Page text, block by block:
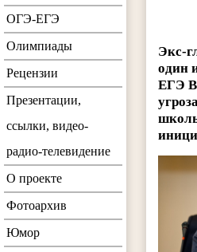
Экс-
один
ЕГЭ
ОГЭ-ЕГЭ
Олимпиады
Рецензии
Презентации,
ссылки, видео-
радио-телевидение
О проекте
Фотоархив
Юмор